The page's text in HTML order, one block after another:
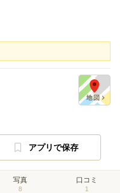
アプリで保存
写真
8
口コミ
1